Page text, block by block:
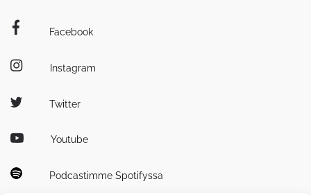
Facebook
Instagram
Twitter
Youtube
Podcastimme Spotifyssa